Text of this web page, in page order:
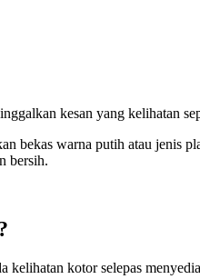
kesan yang kelihatan
bekas warna putih atau jenis
bersih.
kelihatan kotor selepas